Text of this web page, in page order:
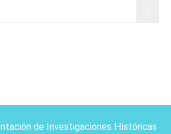
de Investigaciones Históricas